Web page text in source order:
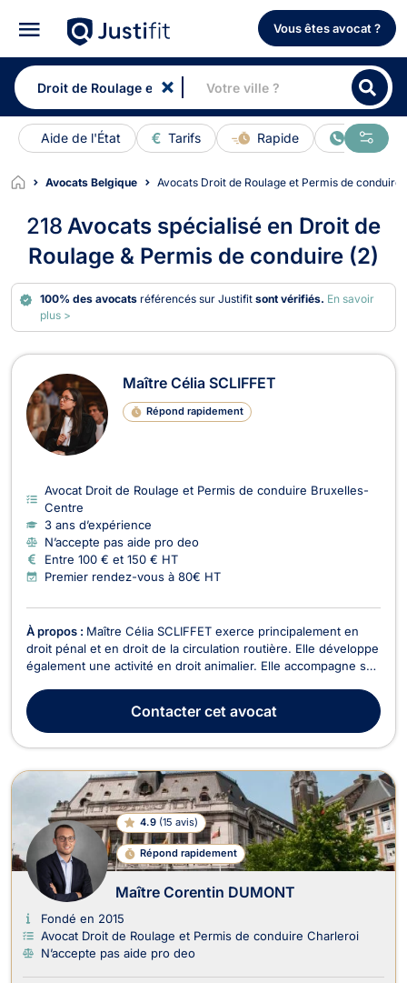
Vous êtes avocat ?
Aide de l'État Tarifs Rapide En ligne
Avocats Belgique Avocats Droit de Roulage et Permis de conduire
218 Avocats spécialisé en Droit de
Roulage & Permis de conduire (2)
100% des avocats référencés sur Justifitsont vérifiés. En savoir
plus >
Avocats en Droit de Roulage et
Maître Célia SCLIFFET
Répond rapidement
Avocat Droit de Roulage et Permis de conduire Bruxelles-
Centre
3 ans d’expérience
N’accepte pas aide pro deo
Entre 100 € et 150 € HT
Premier rendez-vous à 80€ HT
À propos : Maître Célia SCLIFFET exerce principalement en
droit pénal et en droit de la circulation routière. Elle développe
également une activité en droit animalier. Elle accompagne ses
auditions et l'enquête jusqu'à la comparution devant les
juridictions d'instruction ou ...
Contactercet avocat
4.9 (15 avis)
Répond rapidement
Maître Corentin DUMONT
Fondé en 2015
Avocat Droit de Roulage et Permis de conduire Charleroi
N’accepte pas aide pro deo